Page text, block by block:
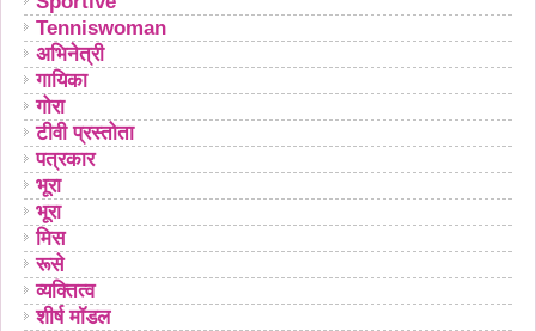
Tenniswoman
अभिनेत्री
गायिका
गोरा
टीवी प्रस्तोता
पत्रकार
भूरा
भूरा
मिस
रूसे
व्यक्तित्व
शीर्ष मॉडल